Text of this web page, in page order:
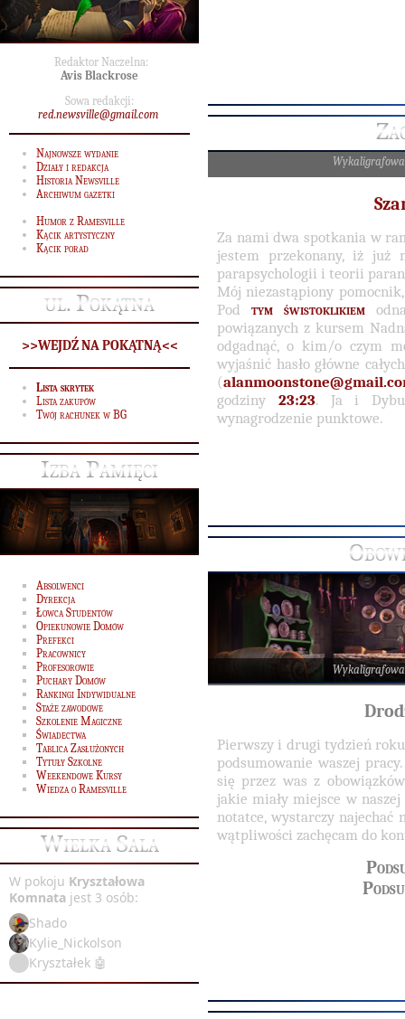
Redaktor Naczelna:
Avis Blackrose
Sowa redakcji:
red.newsville@gmail.com
Najnowsze wydanie
Działy i redakcja
Historia Newsville
Archiwum gazetki
Humor z Ramesville
Kącik artystyczny
Kącik porad
ul. Pokątna
>>WEJDŹ NA POKĄTNĄ<<
Lista skrytek
Lista zakupów
Twój rachunek w BG
Izba Pamięci
Absolwenci
Dyrekcja
Łowca Studentów
Opiekunowie Domów
Prefekci
Pracownicy
Profesorowie
Puchary Domów
Rankingi Indywidualne
Staże zawodowe
Szkolenie Magiczne
Świadectwa
Tablica Zasłużonych
Tytuły Szkolne
Weekendowe Kursy
Wiedza o Ramesville
Wielka Sala
W pokoju Kryształowa
Komnata jest 3 osób:
Shado
Kylie_Nickolson
Kryształek 🤖
Za nami dwa spotkania w
jestem przekonany, iż już
parapsychologii i teorii
Mój niezastąpiony
Pod tym świstoklikiem
powiązanych z kursem
odgadnąć, o kim/o czym
wyjaśnić hasło główne
(
godziny 23:23. Ja i
wynagrodzenie punktowe.
Pierwszy i drugi tydzień
podsumowanie waszej
się przez was z
jakie miały miejsce w
notatce, wystarczy
wątpliwości zachęcam do